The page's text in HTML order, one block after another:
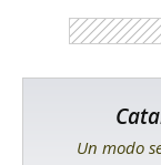
Un modo